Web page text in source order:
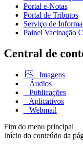
Portal e-Notas
Portal de Tributos
Serviço de
Painel Vacinação
Central de
Imagens
Áudios
Publicações
Aplicativos
Webmail
Fim do menu principal
Início do conteúdo da